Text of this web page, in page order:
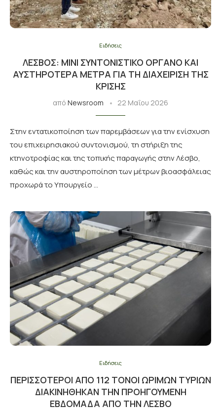
Ειδήσεις
ΛΈΣΒΟΣ: ΜΊΝΙ ΣΥΝΤΟΝΙΣΤΙΚΌ ΌΡΓΑΝΟ ΚΑΙ
ΑΥΣΤΗΡΌΤΕΡΑ ΜΈΤΡΑ ΓΙΑ ΤΗ ΔΙΑΧΕΊΡΙΣΗ ΤΗΣ
ΚΡΊΣΗΣ
από Newsroom 22 Μαΐου 2026
Στην εντατικοποίηση των παρεμβάσεων για την ενίσχυση
του επιχειρησιακού συντονισμού, τη στήριξη της
κτηνοτροφίας και της τοπικής παραγωγής στην Λέσβο,
καθώς και την αυστηροποίηση των μέτρων βιοασφάλειας
προχωρά το Υπουργείο …
Ειδήσεις
ΠΕΡΙΣΣΌΤΕΡΟΙ ΑΠΌ 112 ΤΌΝΟΙ ΏΡΙΜΩΝ ΤΥΡΙΏΝ
ΔΙΑΚΙΝΉΘΗΚΑΝ ΤΗΝ ΠΡΟΗΓΟΎΜΕΝΗ
ΕΒΔΟΜΆΔΑ ΑΠΌ ΤΗΝ ΛΈΣΒΟ